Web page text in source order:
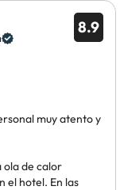
8.9
muy atento y
ola de calor
el hotel. En las